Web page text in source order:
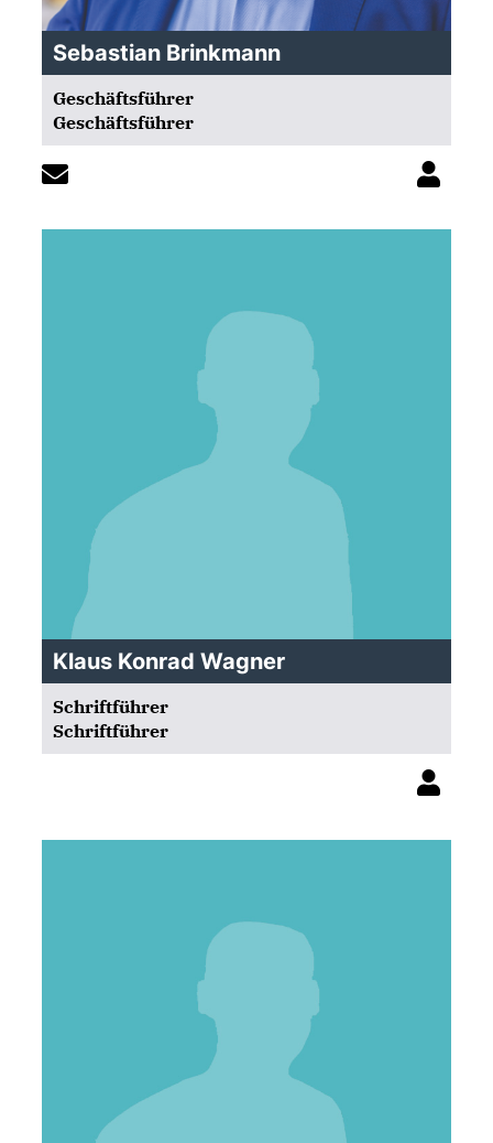
Sebastian Brinkmann
Geschäftsführer
Geschäftsführer
Klaus Konrad Wagner
Schriftführer
Schriftführer